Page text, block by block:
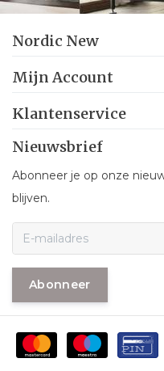
Nordic New
Mijn Account
Klantenservice
Nieuwsbrief
Abonneer je op onze
blijven.
Abonneer